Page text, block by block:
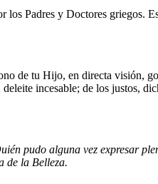
Padres y Doctores griegos.
de tu Hijo, en directa visión,
incesable; de los justos,
pudo alguna vez expresar
de la Belleza.